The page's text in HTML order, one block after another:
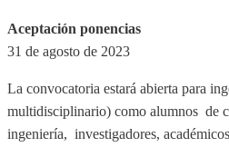
Aceptación ponencias
31 de agosto de 2023
La convocatoria estará abierta para
multidisciplinario) como alumnos de
ingeniería, investigadores,